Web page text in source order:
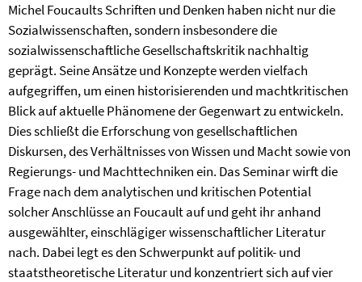
Michel Foucaults Schriften und Denken haben nicht nur die
Sozialwissenschaften, sondern insbesondere die
sozialwissenschaftliche Gesellschaftskritik nachhaltig
geprägt. Seine Ansätze und Konzepte werden vielfach
aufgegriffen, um einen historisierenden und machtkritischen
Blick auf aktuelle Phänomene der Gegenwart zu entwickeln.
Dies schließt die Erforschung von gesellschaftlichen
Diskursen, des Verhältnisses von Wissen und Macht sowie von
Regierungs- und Machttechniken ein. Das Seminar wirft die
Frage nach dem analytischen und kritischen Potential
solcher Anschlüsse an Foucault auf und geht ihr anhand
ausgewählter, einschlägiger wissenschaftlicher Literatur
nach. Dabei legt es den Schwerpunkt auf politik- und
staatstheoretische Literatur und konzentriert sich auf vier